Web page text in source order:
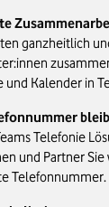
ganzheitlich
und Kalender in
Telefonie
und Partner
Telefonnummer.